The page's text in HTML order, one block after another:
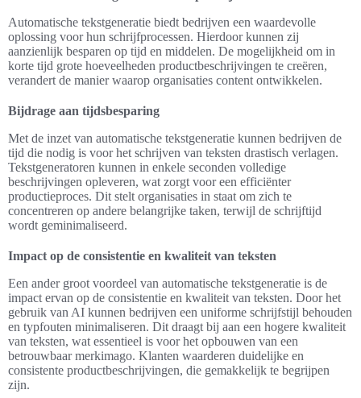
Automatische tekstgeneratie biedt bedrijven een waardevolle
oplossing voor hun schrijfprocessen. Hierdoor kunnen zij
aanzienlijk besparen op tijd en middelen. De mogelijkheid om in
korte tijd grote hoeveelheden productbeschrijvingen te creëren,
verandert de manier waarop organisaties content ontwikkelen.
Bijdrage aan tijdsbesparing
Met de inzet van automatische tekstgeneratie kunnen bedrijven de
tijd die nodig is voor het schrijven van teksten drastisch verlagen.
Tekstgeneratoren kunnen in enkele seconden volledige
beschrijvingen opleveren, wat zorgt voor een efficiënter
productieproces. Dit stelt organisaties in staat om zich te
concentreren op andere belangrijke taken, terwijl de schrijftijd
wordt geminimaliseerd.
Impact op de consistentie en kwaliteit van teksten
Een ander groot voordeel van automatische tekstgeneratie is de
impact ervan op de consistentie en kwaliteit van teksten. Door het
gebruik van AI kunnen bedrijven een uniforme schrijfstijl behouden
en typfouten minimaliseren. Dit draagt bij aan een hogere kwaliteit
van teksten, wat essentieel is voor het opbouwen van een
betrouwbaar merkimago. Klanten waarderen duidelijke en
consistente productbeschrijvingen, die gemakkelijk te begrijpen
zijn.